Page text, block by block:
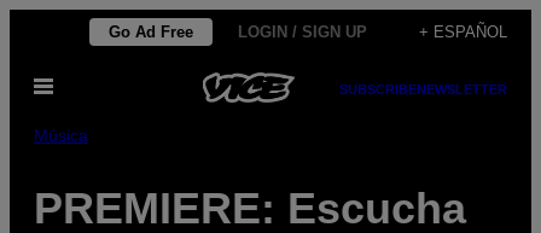
contenido
Go Ad Free LOGIN / SIGN UP + ESPAÑOL
Abrir
SUBSCRIBENEWSLETTER
Música
PREMIERE: Escucha